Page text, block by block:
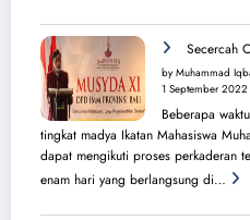
Secercah
by Muhammad
1 September 2022
Beberapa
tingkat madya Ikatan Mahasiswa
dapat mengikuti proses perkaderan
enam hari yang berlangsung di…